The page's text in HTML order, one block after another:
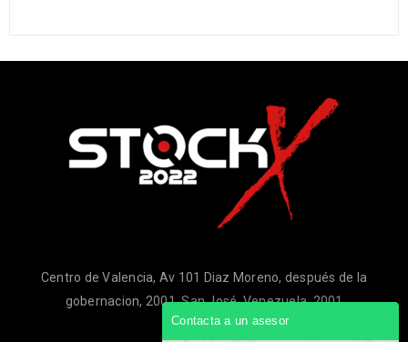
Centro de Valencia, Av 101 Diaz Moreno, después de la
gobernacion, 2001, San José, Venezuela, 2001
Contacta a un asesor